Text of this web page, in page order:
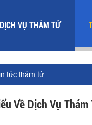
DỊCH VỤ THÁM TỬ
tức thám tử
Về Dịch Vụ